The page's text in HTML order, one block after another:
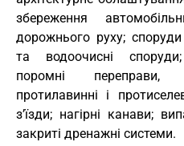
збереження
дорожнього руху;
та водоочисні
поромні переправи,
протилавинні і
з’їзди; нагірні канави;
закриті дренажні системи.